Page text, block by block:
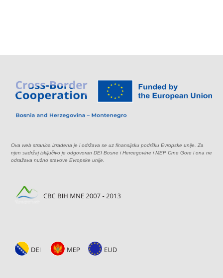
Ova web stranica izrađena je i održava se uz finansijsku podršku Evropske unije. Za
njen sadržaj isključivo je odgovoran DEI Bosne i Hercegovine i MEP Crne Gore i ona ne
odražava nužno stavove Evropske unije.